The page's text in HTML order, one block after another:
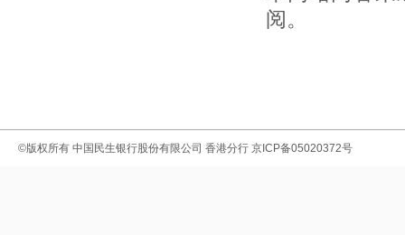
阅。
©版权所有 中国民生银行股份有限公司 香港分行 京ICP备05020372号